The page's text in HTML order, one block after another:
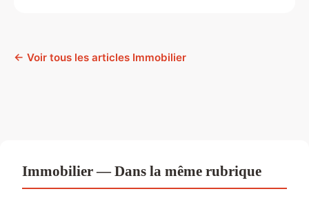
← Voir tous les articles Immobilier
Immobilier — Dans la même rubrique